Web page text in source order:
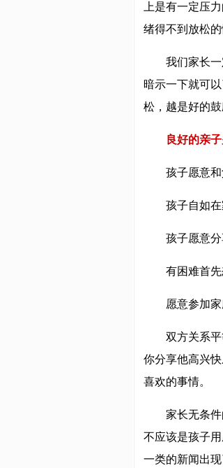
上是有一定压
绪得不到放松
我们家长
暗示一下就可
松，越是好的鼓
良好的亲
孩子愿意
孩子自如在
孩子愿意
有困难首先
愿意参加
双方关系
你分享他高兴
喜欢的事情。
家长无条
不应该是孩子
一类的新闻出现